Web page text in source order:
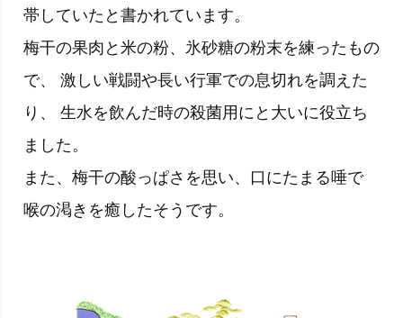
帯していたと書かれています。
梅干の果肉と米の粉、氷砂糖の粉末を練ったもの
で、 激しい戦闘や長い行軍での息切れを調えた
り、 生水を飲んだ時の殺菌用にと大いに役立ち
ました。
また、梅干の酸っぱさを思い、口にたまる唾で
喉の渇きを癒したそうです。